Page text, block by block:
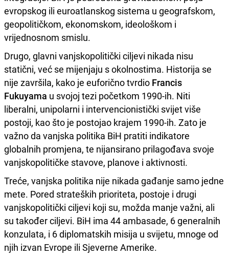
evropskog ili euroatlanskog sistema u geografskom,
geopolitičkom, ekonomskom, ideološkom i
vrijednosnom smislu.
Drugo, glavni vanjskopolitički ciljevi nikada nisu
statični, već se mijenjaju s okolnostima. Historija se
nije završila, kako je euforično tvrdio Francis
Fukuyama u svojoj tezi početkom 1990-ih. Niti
liberalni, unipolarni i intervencionistički svijet više
postoji, kao što je postojao krajem 1990-ih. Zato je
važno da vanjska politika BiH pratiti indikatore
globalnih promjena, te nijansirano prilagođava svoje
vanjskopolitičke stavove, planove i aktivnosti.
Treće, vanjska politika nije nikada gađanje samo jedne
mete. Pored strateških prioriteta, postoje i drugi
vanjskopolitički ciljevi koji su, možda manje važni, ali
su također ciljevi. BiH ima 44 ambasade, 6 generalnih
konzulata, i 6 diplomatskih misija u svijetu, mnoge od
njih izvan Evrope ili Sjeverne Amerike.